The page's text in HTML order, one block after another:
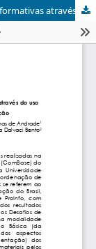
Educação a distância: análise de experiências formativas através do uso das Tecnologias da Informação e da Comunicação